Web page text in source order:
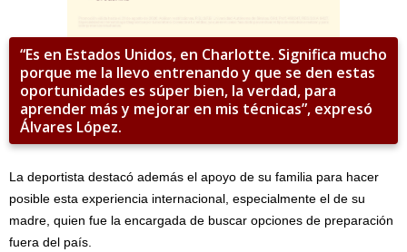
“Es en Estados Unidos, en Charlotte. Significa mucho
porque me la llevo entrenando y que se den estas
oportunidades es súper bien, la verdad, para
aprender más y mejorar en mis técnicas”, expresó
Álvares López.
La deportista destacó además el apoyo de su familia para hacer
posible esta experiencia internacional, especialmente el de su
madre, quien fue la encargada de buscar opciones de preparación
fuera del país.